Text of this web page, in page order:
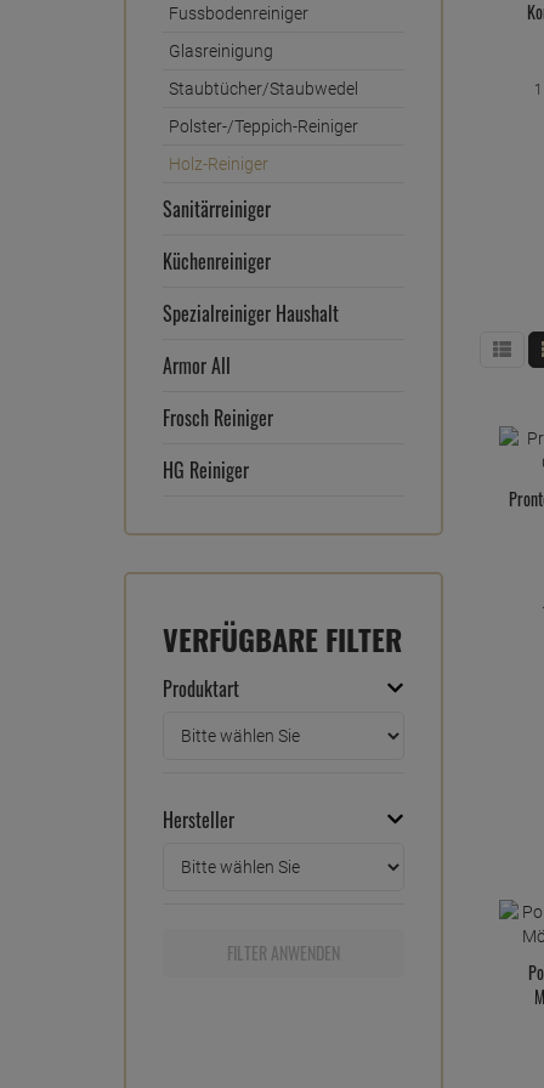
Fussbodenreiniger
Glasreinigung
Staubtücher/Staubwedel
Polster-/Teppich-Reiniger
Holz-Reiniger
Sanitärreiniger
Küchenreiniger
Spezialreiniger Haushalt
Armor All
Frosch Reiniger
HG Reiniger
VERFÜGBARE FILTER
Produktart
Hersteller
FILTER ANWENDEN